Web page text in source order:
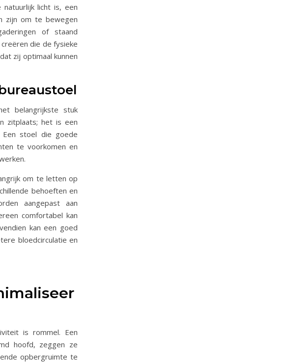
licht is, een
zijn om te bewegen
of staand
die de fysieke
zij optimaal kunnen
belangrijkste stuk
zitplaats; het is een
Een stoel die goede
te voorkomen en
om te letten op
behoeften en
aangepast aan
comfortabel kan
kan een goed
bloedcirculatie en
is rommel. Een
hoofd, zeggen ze
opbergruimte te